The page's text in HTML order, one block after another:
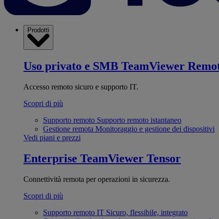
Prodotti
Uso privato e SMB TeamViewer
Accesso remoto sicuro e supporto IT.
Scopri di più
Supporto remoto Supporto remoto istantaneo
Gestione remota Monitoraggio e gestione dei dispositivi
Vedi piani e prezzi
Enterprise TeamViewer Tensor
Connettività remota per operazioni in sicurezza.
Scopri di più
Supporto remoto IT Sicuro, flessibile, integrato